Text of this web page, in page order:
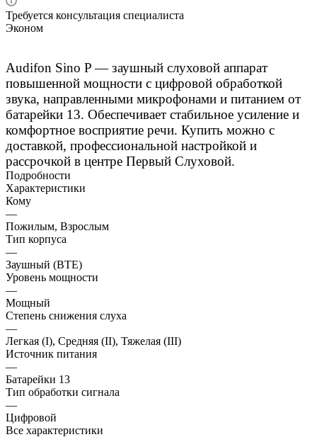
Требуется консультация специалиста
Эконом
Audifon Sino P — заушный слуховой аппарат
повышенной мощности с цифровой обработкой
звука, направленными микрофонами и питанием от
батарейки 13. Обеспечивает стабильное усиление и
комфортное восприятие речи. Купить можно с
доставкой, профессиональной настройкой и
рассрочкой в центре Первый Слуховой.
Подробности
Характеристики
Кому
—
Пожилым, Взрослым
Тип корпуса
—
Заушный (BTE)
Уровень мощности
—
Мощный
Степень снижения слуха
—
Легкая (I), Средняя (II), Тяжелая (III)
Источник питания
—
Батарейки 13
Тип обработки сигнала
—
Цифровой
Все характеристики